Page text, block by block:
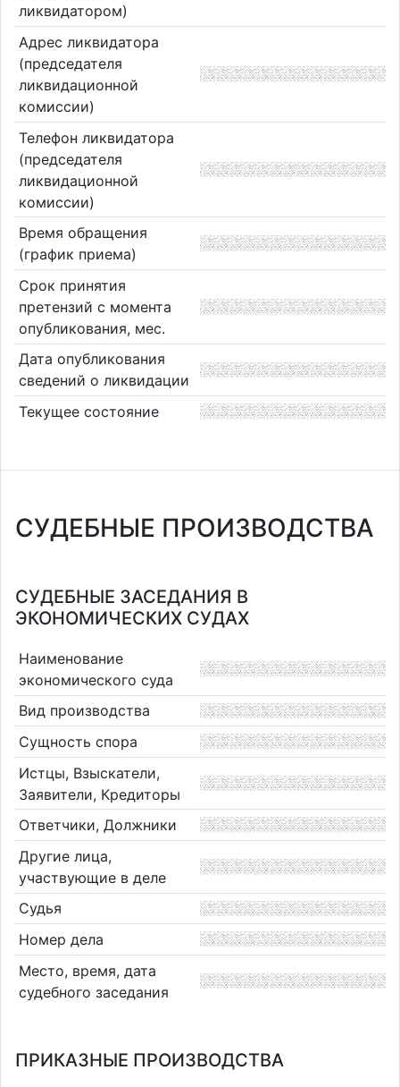
ликвидатором)
Адрес ликвидатора
(председателя
ликвидационной
комиссии)
Телефон ликвидатора
(председателя
ликвидационной
комиссии)
Время обращения
(график приема)
Срок принятия
претензий с момента
опубликования, мес.
Дата опубликования
сведений о ликвидации
Текущее состояние
СУДЕБНЫЕ ПРОИЗВОДСТВА
СУДЕБНЫЕ ЗАСЕДАНИЯ В
ЭКОНОМИЧЕСКИХ СУДАХ
Наименование
экономического суда
Вид производства
Сущность спора
Истцы, Взыскатели,
Заявители, Кредиторы
Ответчики, Должники
Другие лица,
участвующие в деле
Судья
Номер дела
Место, время, дата
судебного заседания
ПРИКАЗНЫЕ ПРОИЗВОДСТВА